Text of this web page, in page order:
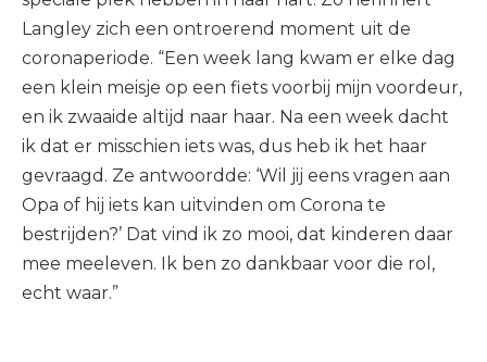
Langley zich een ontroerend moment uit de
coronaperiode. “Een week lang kwam er elke dag
een klein meisje op een fiets voorbij mijn voordeur,
en ik zwaaide altijd naar haar. Na een week dacht
ik dat er misschien iets was, dus heb ik het haar
gevraagd. Ze antwoordde: ‘Wil jij eens vragen aan
Opa of hij iets kan uitvinden om Corona te
bestrijden?’ Dat vind ik zo mooi, dat kinderen daar
mee meeleven. Ik ben zo dankbaar voor die rol,
echt waar.”